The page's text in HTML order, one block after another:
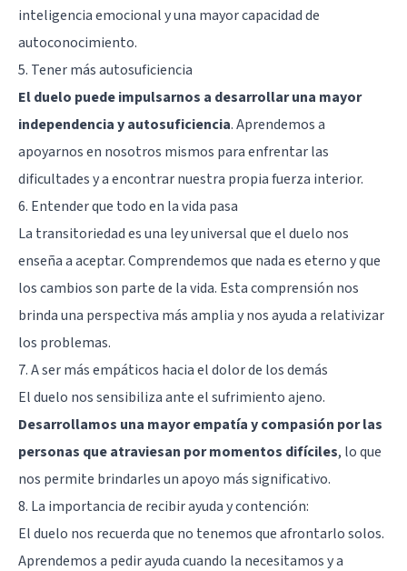
inteligencia emocional y una mayor capacidad de
autoconocimiento.
5. Tener más autosuficiencia
El duelo puede impulsarnos a desarrollar una mayor
independencia y autosuficiencia. Aprendemos a
apoyarnos en nosotros mismos para enfrentar las
dificultades y a encontrar nuestra propia fuerza interior.
6. Entender que todo en la vida pasa
La transitoriedad es una ley universal que el duelo nos
enseña a aceptar. Comprendemos que nada es eterno y que
los cambios son parte de la vida. Esta comprensión nos
brinda una perspectiva más amplia y nos ayuda a relativizar
los problemas.
7. A ser más empáticos hacia el dolor de los demás
El duelo nos sensibiliza ante el sufrimiento ajeno.
Desarrollamos una mayor empatía y compasión por las
personas que atraviesan por momentos difíciles, lo que
nos permite brindarles un apoyo más significativo.
8. La importancia de recibir ayuda y contención:
El duelo nos recuerda que no tenemos que afrontarlo solos.
Aprendemos a pedir ayuda cuando la necesitamos y a